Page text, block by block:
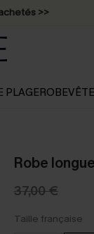
>>
PLAGEROBE
Robe
37,00 €
Taille française